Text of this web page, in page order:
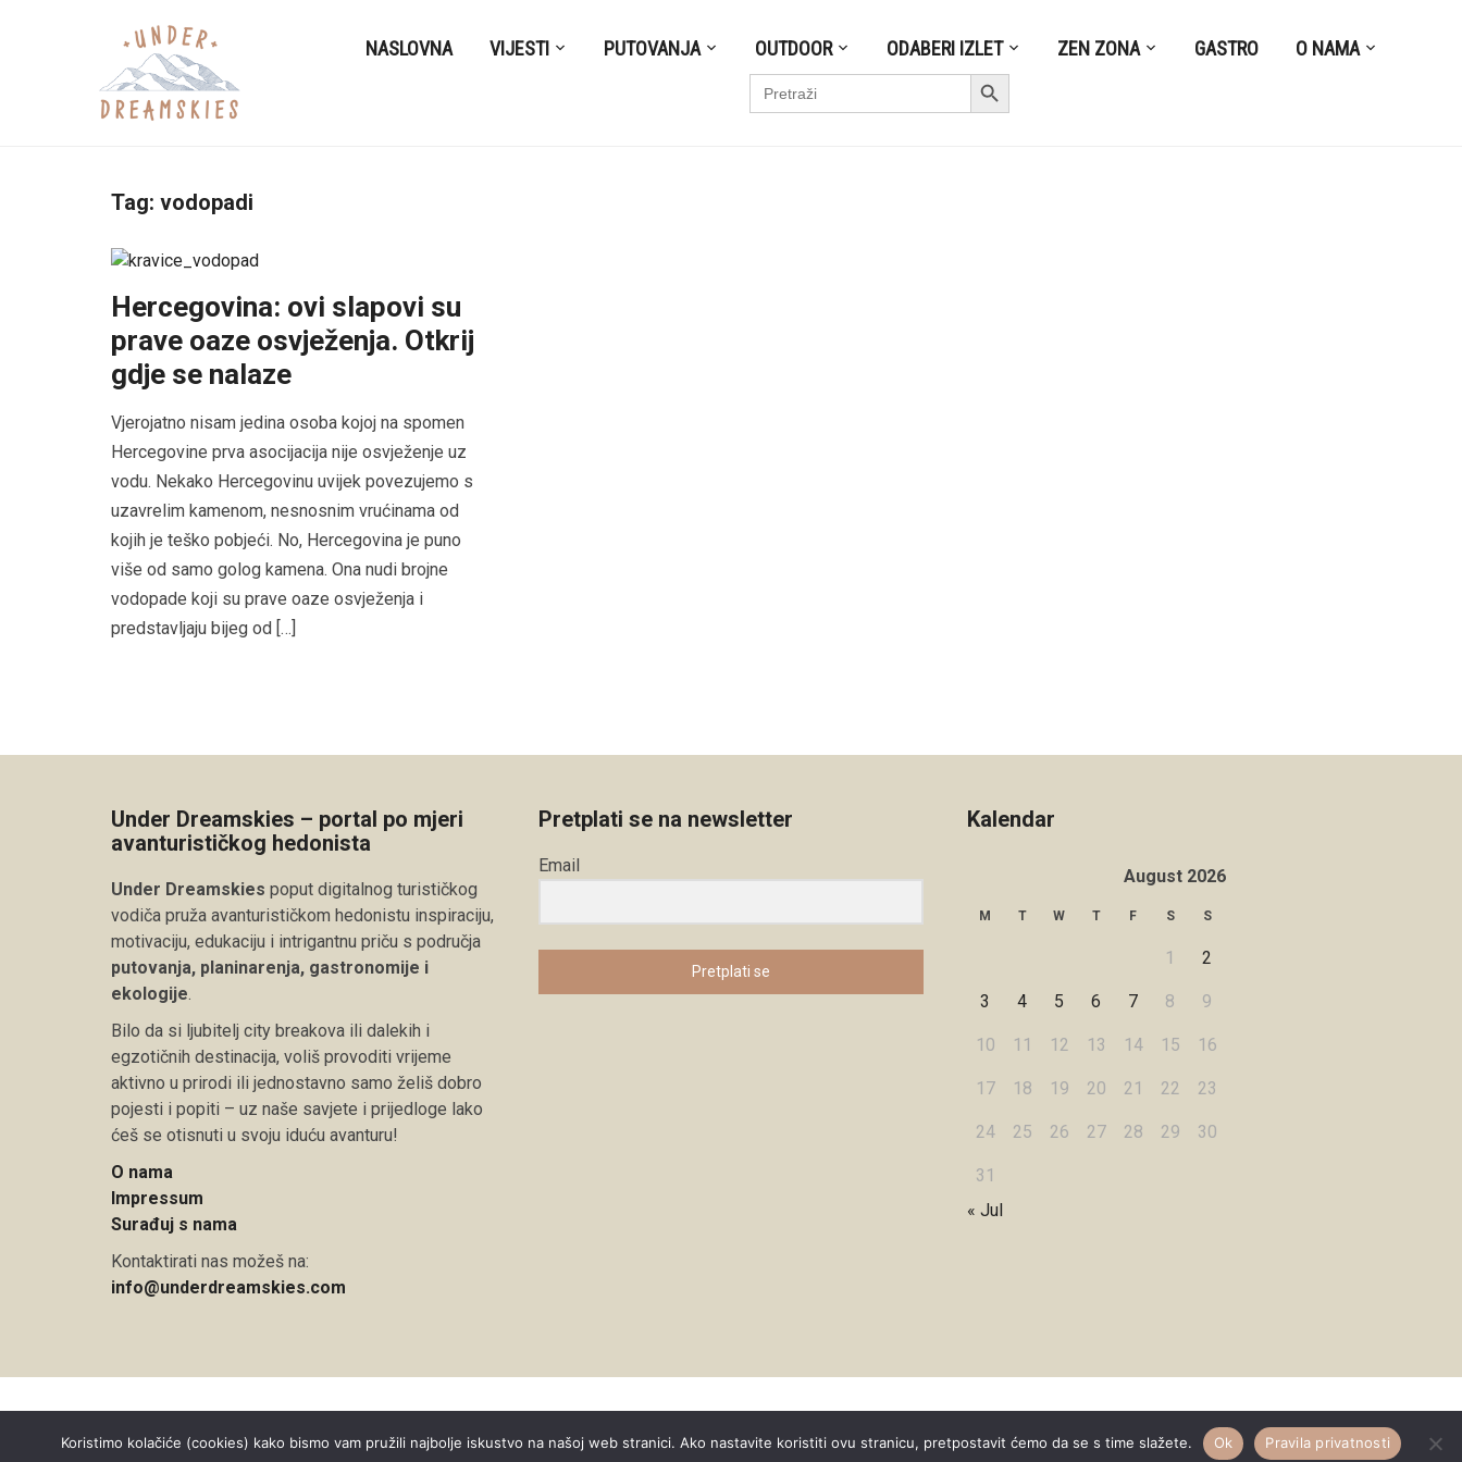
NASLOVNA VIJESTI PUTOVANJA OUTDOOR ODABERI IZLET ZEN ZONA GASTRO O NAMA
Search
for:
Search Button
Tag: vodopadi
Hercegovina: ovi slapovi su
prave oaze osvježenja. Otkrij
gdje se nalaze
Vjerojatno nisam jedina osoba kojoj na spomen
Hercegovine prva asocijacija nije osvježenje uz
vodu. Nekako Hercegovinu uvijek povezujemo s
uzavrelim kamenom, nesnosnim vrućinama od
kojih je teško pobjeći. No, Hercegovina je puno
više od samo golog kamena. Ona nudi brojne
vodopade koji su prave oaze osvježenja i
predstavljaju bijeg od […]
Under Dreamskies – portal po mjeri
avanturističkog hedonista
Under Dreamskies poput digitalnog turističkog
vodiča pruža avanturističkom hedonistu inspiraciju,
motivaciju, edukaciju i intrigantnu priču s područja
putovanja, planinarenja, gastronomije i
ekologije.
Bilo da si ljubitelj city breakova ili dalekih i
egzotičnih destinacija, voliš provoditi vrijeme
aktivno u prirodi ili jednostavno samo želiš dobro
pojesti i popiti – uz naše savjete i prijedloge lako
ćeš se otisnuti u svoju iduću avanturu!
O nama
Impressum
Surađuj s nama
Kontaktirati nas možeš na:
info@underdreamskies.com
Pretplati se na newsletter
Email
Pretplati se
Kalendar
August 2026
M T W T F S S
1 2
3 4 5 6 7 8 9
10 11 12 13 14 15 16
17 18 19 20 21 22 23
24 25 26 27 28 29 30
31
« Jul
Koristimo kolačiće (cookies) kako bismo vam pružili najbolje iskustvo na našoj web stranici. Ako nastavite koristiti ovu stranicu, pretpostavit ćemo da se s time slažete.
Ok Pravila privatnosti